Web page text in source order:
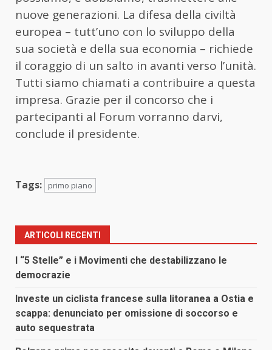
nuove generazioni. La difesa della civiltà
europea – tutt’uno con lo sviluppo della
sua società e della sua economia – richiede
il coraggio di un salto in avanti verso l’unità.
Tutti siamo chiamati a contribuire a questa
impresa. Grazie per il concorso che i
partecipanti al Forum vorranno darvi,
conclude il presidente.
Tags: primo piano
ARTICOLI RECENTI
I “5 Stelle” e i Movimenti che destabilizzano le
democrazie
Investe un ciclista francese sulla litoranea a Ostia e
scappa: denunciato per omissione di soccorso e
auto sequestrata